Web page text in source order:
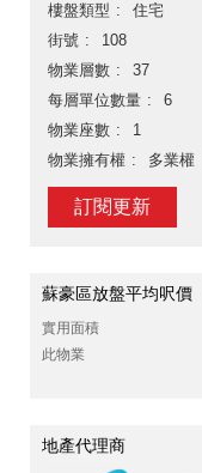
樓盤類型
住宅
街號
108
物業層數
37
每層單位數量
6
物業座數
1
物業擁有權
多業權
訂閱更新
蘇豪區放盤平均呎價
實用面積
此物業
地產代理商